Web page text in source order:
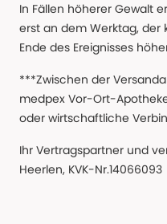
In Fällen höherer Gewalt
erst an dem Werktag, der
Ende des Ereignisses
***Zwischen der
medpex Vor-Ort-
oder wirtschaftliche
Ihr Vertragspartner und
Heerlen, KVK-Nr.14066093